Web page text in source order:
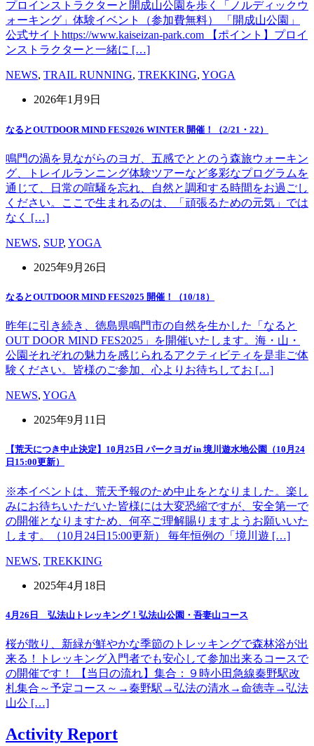
プロインストラクターと開成山公園を歩く「ノルディックウ
ォーキング」体験イベント（参加費無料） 「開成山公園」
公式サイトhttps://www.kaiseizan-park.com 【ポイント】プロイ
ンストラクターと一緒に […]
NEWS, TRAIL RUNNING, TREKKING, YOGA
2026年1月9日
なるとOUTDOOR MIND FES2026 WINTER 開催！（2/21・22）
鳴門の渦を見ながらのヨガ、五感でととのう森旅ウォーキン
グ、トレイルランニング体験ツアーなど多彩なプログラムを
通じて、日常の喧騒を忘れ、自然と調和する時間をお過ごし
ください。ここで生まれるのは、「頑張るための元気」では
なく […]
NEWS, SUP, YOGA
2025年9月26日
なるとOUTDOOR MIND FES2025 開催！（10/18）
昨年に引き続き、徳島県鳴門市の自然を生かした「なると
OUT DOOR MIND FES2025」を開催いたします。海・山・
公園それぞれの魅力を感じられるアクティビティを是非ご体
験ください。皆様のご参加、心よりお待ちしてお […]
NEWS, YOGA
2025年9月11日
【荒天につき中止決定】10月25日 パークヨガ in 境川遊水地公園（10月24
日15:00更新）
※本イベントは、荒天予報のため中止をとなりました。楽し
みにお待ちいただいた皆様には大変恐縮ですが、安全第一で
の開催となりますため、何卒ご理解賜りますようお願いいた
します。（10月24日15:00更新） 毎年恒例の「境川遊 […]
NEWS, TREKKING
2025年4月18日
4月26日 弘法山トレッキング！弘法山公園・吾妻山コース
桜が散り、新緑が鮮やかな季節のトレッキングで森林浴が出
来る！トレッキング入門者でも安心して参加出来るコースで
の開催です！ 【当日の流れ】集合：９時小田急線秦野駅改
札集合～予定コース～→秦野駅→弘法の清水→命徳寺→弘法
山公 […]
Activity Report